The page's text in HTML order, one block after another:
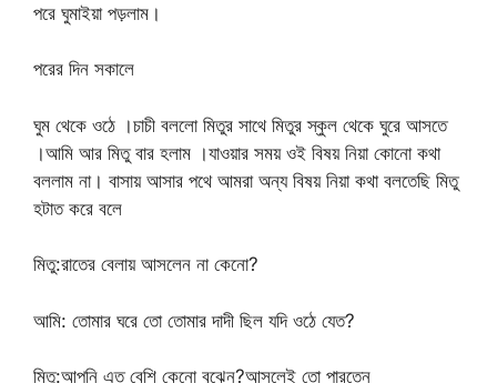
পরে ঘুমাইয়া পড়লাম।
পরের দিন সকালে
ঘুম থেকে ওঠে ।চাচী বললো মিতুর সাথে মিতুর স্কুল থেকে ঘুরে আসতে
।আমি আর মিতু বার হলাম ।যাওয়ার সময় ওই বিষয় নিয়া কোনো কথা
বললাম না। বাসায় আসার পথে আমরা অন্য বিষয় নিয়া কথা বলতেছি মিতু
হটাত করে বলে
মিতু:রাতের বেলায় আসলেন না কেনো?
আমি: তোমার ঘরে তো তোমার দাদী ছিল যদি ওঠে যেত?
মিতু:আপনি এত বেশি কেনো বুঝেন?আসলেই তো পারতেন